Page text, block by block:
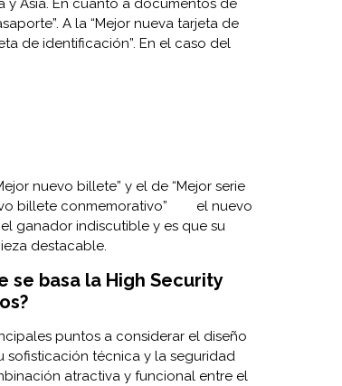
Asia. En cuanto a documentos de
A la “Mejor nueva tarjeta de
de identificación”. En el caso del
nuevo billete” y el de “Mejor serie
billete conmemorativo” el nuevo
ganador indiscutible y es que su
destacable.
se basa la High Security
puntos a considerar el diseño
sofisticación técnica y la seguridad
atractiva y funcional entre el